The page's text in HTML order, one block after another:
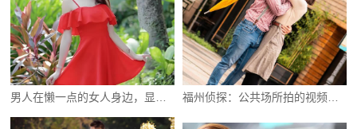
福州侦探：公共场所拍的视频能否作为证据